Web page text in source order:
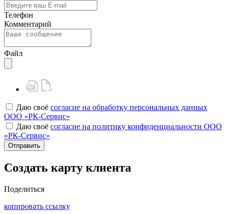
Телефон
Комментарий
Файл
Даю своё согласие на обработку персональных данных
ООО «РК-Сервис»
Даю своё согласие на политику конфиденциальности ООО
«РК-Сервис»
Отправить
Создать карту клиента
Поделиться
копировать ссылку